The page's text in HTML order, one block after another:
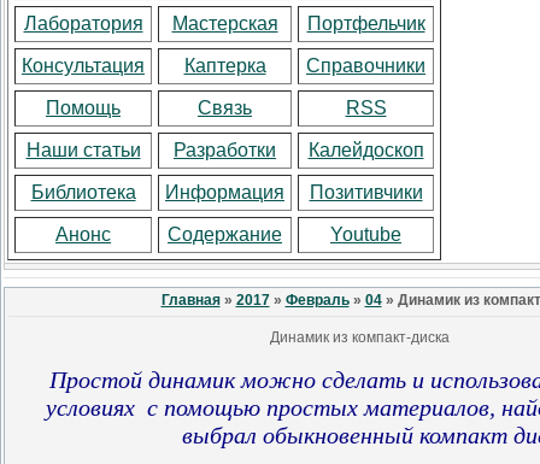
Лаборатория Мастерская Портфельчик
Консультация Каптерка Справочники
Помощь Связь RSS
Наши статьи Разработки Калейдоскоп
Библиотека Информация Позитивчики
Анонс Содержание Youtube
Главная» 2017 » Февраль » 04» Динамик из
Динамик из компакт-диска
Простой динамик можно сделать и
условиях с помощью простых материалов,
выбрал обыкновенный компакт